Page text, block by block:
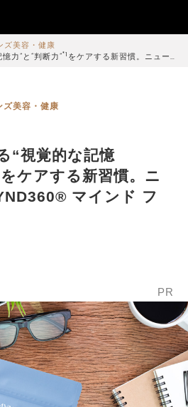
ズ美容・健康
力”と“判断力”*1 をケアする新習慣。ニュー…
ズ美容・健康
“視覚的な記憶
をケアする新習慣。ニ
マインド フ
PR